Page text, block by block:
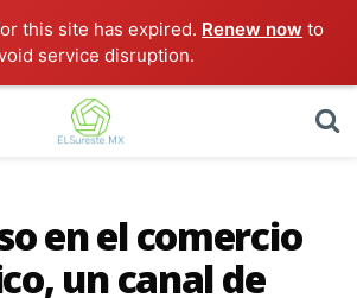
this site has expired. Renew now to
service disruption.
en el comercio
un canal de